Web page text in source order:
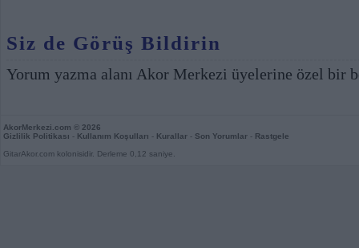
Siz de Görüş Bildirin
Yorum yazma alanı Akor Merkezi üyelerine özel bir
AkorMerkezi.com © 2026
Gizlilik Politikası - Kullanım Koşulları - Kurallar - Son Yorumlar - Rastgele
GitarAkor.com kolonisidir. Derleme 0,12 saniye.